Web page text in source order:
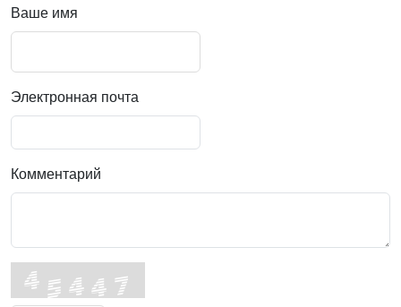
Ваше имя
Электронная почта
Комментарий